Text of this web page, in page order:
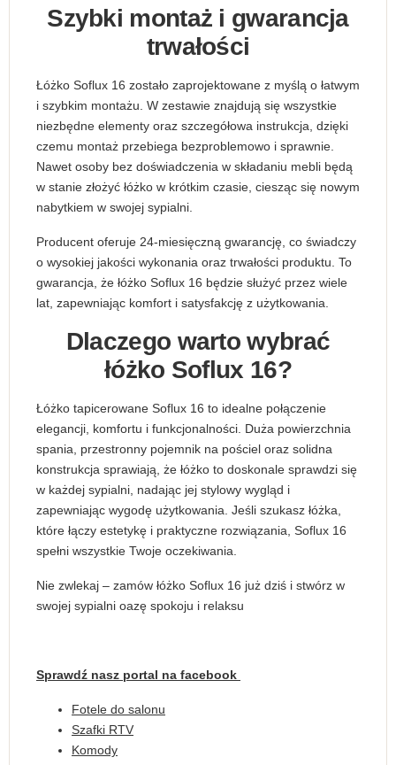
Szybki montaż i gwarancja
trwałości
Łóżko Soflux 16 zostało zaprojektowane z myślą o łatwym
i szybkim montażu. W zestawie znajdują się wszystkie
niezbędne elementy oraz szczegółowa instrukcja, dzięki
czemu montaż przebiega bezproblemowo i sprawnie.
Nawet osoby bez doświadczenia w składaniu mebli będą
w stanie złożyć łóżko w krótkim czasie, ciesząc się nowym
nabytkiem w swojej sypialni.
Producent oferuje 24-miesięczną gwarancję, co świadczy
o wysokiej jakości wykonania oraz trwałości produktu. To
gwarancja, że łóżko Soflux 16 będzie służyć przez wiele
lat, zapewniając komfort i satysfakcję z użytkowania.
Dlaczego warto wybrać
łóżko Soflux 16?
Łóżko tapicerowane Soflux 16 to idealne połączenie
elegancji, komfortu i funkcjonalności. Duża powierzchnia
spania, przestronny pojemnik na pościel oraz solidna
konstrukcja sprawiają, że łóżko to doskonale sprawdzi się
w każdej sypialni, nadając jej stylowy wygląd i
zapewniając wygodę użytkowania. Jeśli szukasz łóżka,
które łączy estetykę i praktyczne rozwiązania, Soflux 16
spełni wszystkie Twoje oczekiwania.
Nie zwlekaj – zamów łóżko Soflux 16 już dziś i stwórz w
swojej sypialni oazę spokoju i relaksu
Sprawdź nasz portal na facebook
Fotele do salonu
Szafki RTV
Komody